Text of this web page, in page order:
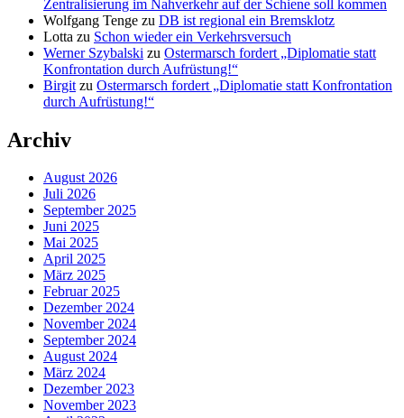
Zentralisierung im Nahverkehr auf der Schiene soll kommen
Wolfgang Tenge zu DB ist regional ein Bremsklotz
Lotta zu Schon wieder ein Verkehrsversuch
Werner Szybalski zu Ostermarsch fordert „Diplomatie statt
Konfrontation durch Aufrüstung!“
Birgit zu Ostermarsch fordert „Diplomatie statt Konfrontation
durch Aufrüstung!“
Archiv
August 2026
Juli 2026
September 2025
Juni 2025
Mai 2025
April 2025
März 2025
Februar 2025
Dezember 2024
November 2024
September 2024
August 2024
März 2024
Dezember 2023
November 2023